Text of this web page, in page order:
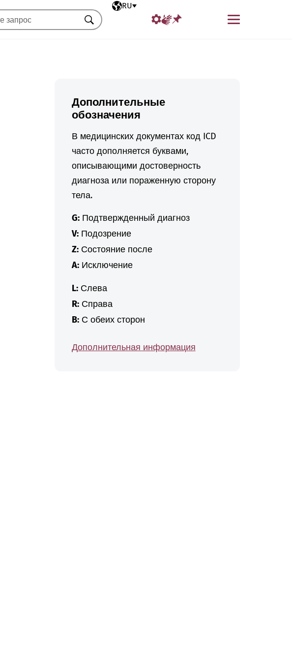
Выбранный язык
RU
Меню
Искать
Дополнительные
обозначения
В медицинских документах код ICD
часто дополняется буквами,
описывающими достоверность
диагноза или пораженную сторону
тела.
G:Подтвержденный диагноз
V:Подозрение
Z:Состояние после
A:Исключение
L:Слева
R:Справа
B:С обеих сторон
Дополнительная информация